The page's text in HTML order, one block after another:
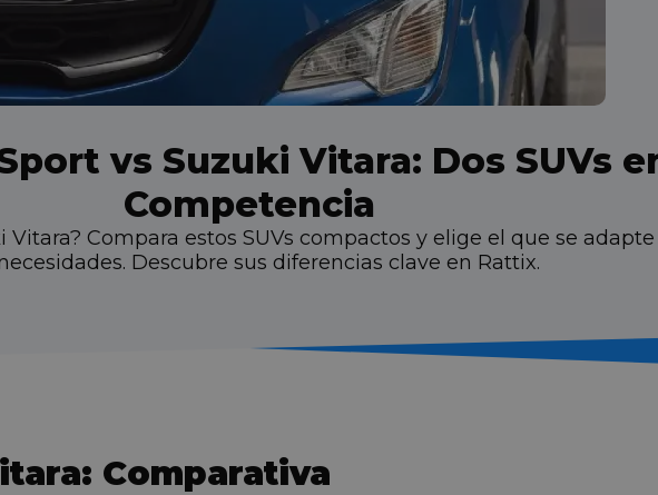
vs Suzuki Vitara: Dos SUVs
Competencia
Vitara? Compara estos SUVs compactos y elige el que se
Descubre sus diferencias clave en Rattix.
Comparativa